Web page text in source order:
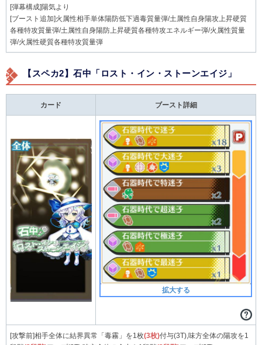
[弾幕構成]陽気より
[ブースト追加]火属性相手単体陽防低下過毒質量弾/土属性自身陽攻上昇硬質
各種特攻質量弾/土属性自身陽防上昇硬質各種特攻エネルギー弾/火属性質量
弾/火属性硬質各種特攻質量弾
【スペカ2】石中「ロスト・イン・ストーンエイジ」
カード ブースト詳細
拡大する
[攻撃前]相手全体に結界異常「毒霧」を1枚(3枚)付与(3T),味方全体の陽攻を1